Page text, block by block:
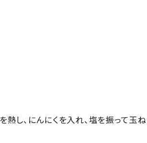
熱し、にんにくを入れ、塩を振って玉